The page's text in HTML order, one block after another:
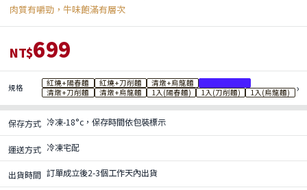
肉質有嚼勁，牛味飽滿有層次
NT$699
規格 紅燒+陽春麵 紅燒+刀削麵 清燉+烏龍麵
清燉+刀削麵
清燉+烏龍麵 1入(陽春麵) 1入(刀削麵) 1入(烏龍麵) ›
保存方式 冷凍-18°c，保存時間依包裝標示
運送方式 冷凍宅配
出貨時間 訂單成立後2-3個工作天內出貨